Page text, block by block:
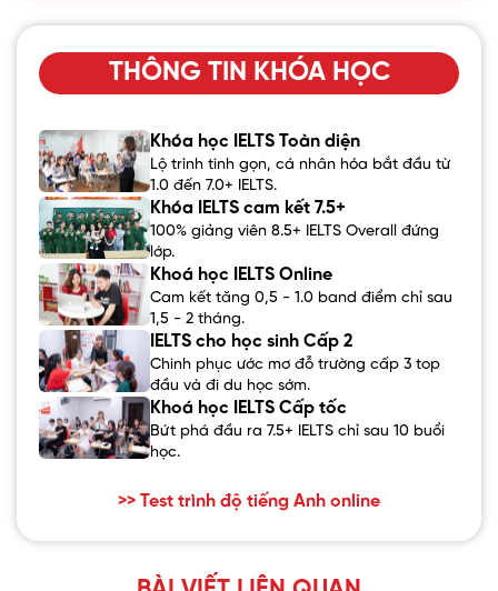
THÔNG TIN KHÓA HỌC
Khóa học IELTS Toàn diện
Lộ trình tinh gọn, cá nhân hóa bắt đầu từ
1.0 đến 7.0+ IELTS.
Khóa IELTS cam kết 7.5+
100% giảng viên 8.5+ IELTS Overall đứng
lớp.
Khoá học IELTS Online
Cam kết tăng 0,5 - 1.0 band điểm chỉ sau
1,5 - 2 tháng.
IELTS cho học sinh Cấp 2
Chinh phục ước mơ đỗ trường cấp 3 top
đầu và đi du học sớm.
Khoá học IELTS Cấp tốc
Bứt phá đầu ra 7.5+ IELTS chỉ sau 10 buổi
học.
>> Test trình độ tiếng Anh online